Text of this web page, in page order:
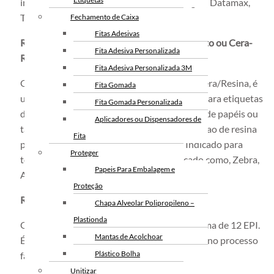
Fechamento de Caixa
Fitas Adesivas
Fita Adesiva Personalizada
Fita Adesiva Personalizada 3M
Fita Gomada
Fita Gomada Personalizada
Aplicadores ou Dispensadores de
Fita
Proteger
Papeis Para Embalagem e
Proteção
Chapa Alveolar Polipropileno –
Plastionda
Mantas de Acolchoar
Plástico Bolha
Unitizar
TSC, Sato e etc.
Ribbons para Impressora de Etiquetas – Misto ou Cera-
Resina
O Ribbon misto, também conhecido como Cera/Resina, é
uma solução de maior resistência à abrasão para etiquetas
de papel, sendo compatível com maior gama de papéis ou
também como uma solução de custo inferior ao de resina
pura para etiquetas sintéticas em geral. Indicado para
todas as marcas de impressoras do mercado como, Zebra,
Argox, Datamax, TSC, Sato e etc.
Ribbons Near Edge
O Ribbon Near Edge suporta impressões acima de 12 EPI.
É a melhor opção para quem utiliza o Ribbon no processo
fabril em linha de produção.